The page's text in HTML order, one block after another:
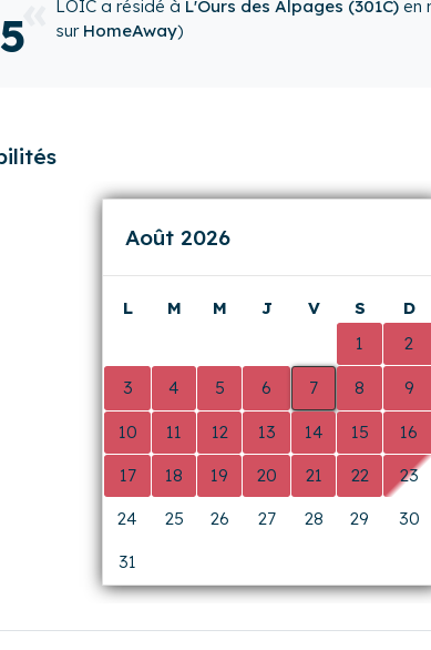
5
🙂 Personnel au top , bien situé
Août 2026
L M M J V S
D
0
0 0 0 0 1 2
3 4 5 6 7 8 9
24 25 26 27 28 29 30
31 0 0 0 0 0 0